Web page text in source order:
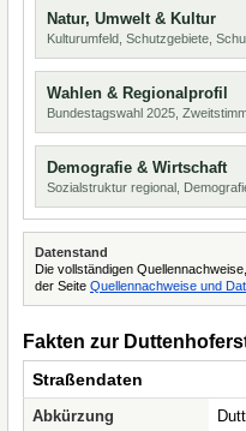
Natur, Umwelt & Kultur
Kulturumfeld, Schutzgebiete,
Wahlen & Regionalprofil
Bundestagswahl 2025,
Demografie & Wirtschaft
Sozialstruktur regional,
Datenstand
Die vollständigen
der Seite Quellennachweise und
Fakten zur
Straßendaten
Abkürzung